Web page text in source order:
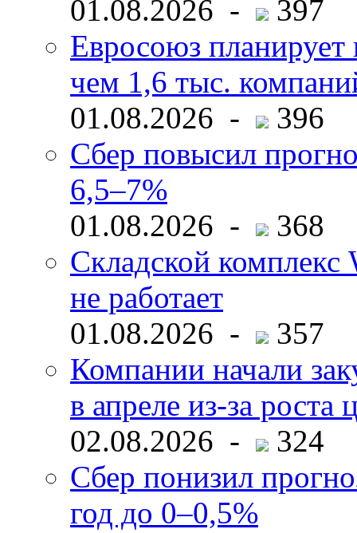
01.08.2026 -
397
Евросоюз планирует
чем 1,6 тыс.
01.08.2026 -
396
Сбер повысил
6,5–7%
01.08.2026 -
368
Складской комплекс
не работает
01.08.2026 -
357
Компании начали
в апреле из-за роста
02.08.2026 -
324
Сбер понизил
год до 0–0,5%